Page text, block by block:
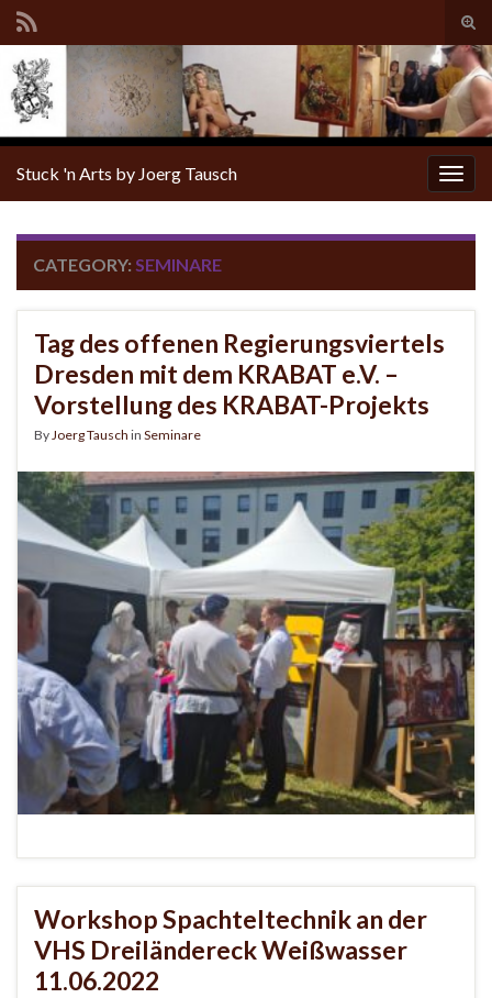
Stuck 'n Arts by Joerg Tausch
CATEGORY: SEMINARE
Tag des offenen Regierungsviertels
Dresden mit dem KRABAT e.V. –
Vorstellung des KRABAT-Projekts
ByJoerg Tausch in Seminare
Workshop Spachteltechnik an der
VHS Dreiländereck Weißwasser
11.06.2022